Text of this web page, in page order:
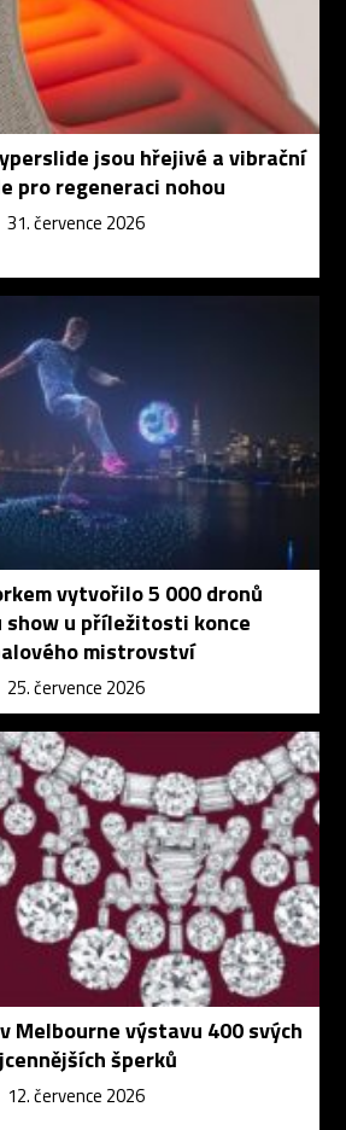
jsou hřejivé a vibrační
pro regeneraci nohou
31. července 2026
vytvořilo 5 000 dronů
show u příležitosti konce
mistrovství
25. července 2026
Melbourne výstavu 400 svých
šperků
12. července 2026